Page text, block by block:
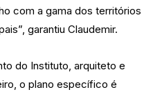
com a gama dos territórios
garantiu Claudemir.
do Instituto, arquiteto e
o plano específico é